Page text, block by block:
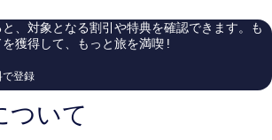
ラ
ル
件
の
、対象となる割引や特典を確認できます。も
獲得して、もっと旅を満喫 !
で登録
ついて